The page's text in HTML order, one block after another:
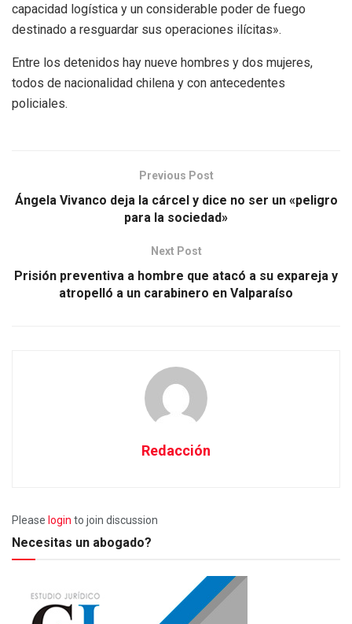
capacidad logística y un considerable poder de fuego
destinado a resguardar sus operaciones ilícitas».
Entre los detenidos hay nueve hombres y dos mujeres,
todos de nacionalidad chilena y con antecedentes
policiales.
Previous Post
Ángela Vivanco deja la cárcel y dice no ser un «peligro
para la sociedad»
Next Post
Prisión preventiva a hombre que atacó a su expareja y
atropelló a un carabinero en Valparaíso
Redacción
Please login to join discussion
Necesitas un abogado?